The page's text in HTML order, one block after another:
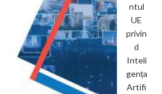
ntul
UE
privin
d
Inteli
gența
Artifi